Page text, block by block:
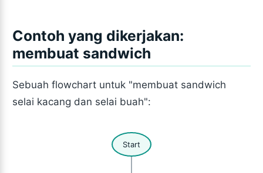
Contoh yang dikerjakan:
membuat sandwich
Sebuah flowchart untuk "membuat sandwich
selai kacang dan selai buah":
Start